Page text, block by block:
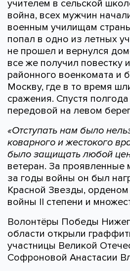
учителем в сельской
война, всех мужчин
военным училищам
попал в одно из летных
не прошел и вернулся
все же получил повестку
районного военкомата и
Москву, где в то время
сражения. Спустя
передовой на левом
«Отступать нам было
коварного и жестокого
было защищать любой
ветеран. За проявленные
за годы войны он был
Красной Звезды,
войны II степени и
Волонтёры Победы
области открыли
участницы Великой
Софроновой Анастасии